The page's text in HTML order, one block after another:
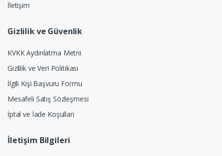
İletişim
Gizlilik ve Güvenlik
KVKK Aydınlatma Metni
Gizlilik ve Veri Politikası
İlgili Kişi Başvuru Formu
Mesafeli Satış Sözleşmesi
İptal ve İade Koşulları
İletişim Bilgileri